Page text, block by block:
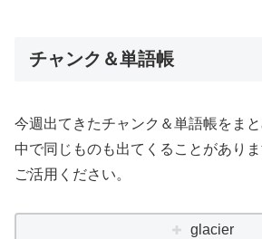
チャンク＆単語帳
今週出てきたチャンク＆単語帳をま
中で同じものも出てくることがあり
ご活用ください。
glacier